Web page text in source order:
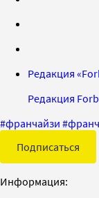
Редакция
Редакция
#франчайзи #
Подписаться
Информация: